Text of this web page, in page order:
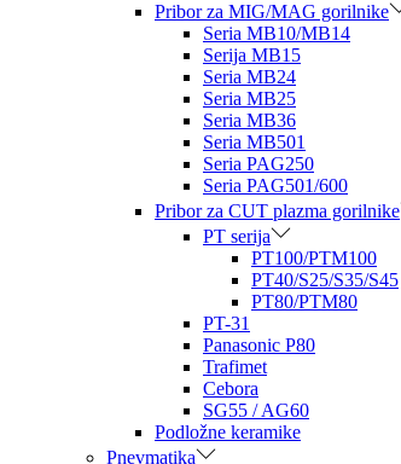
Pribor za MIG/MAG gorilnike
Seria MB10/MB14
Serija MB15
Seria MB24
Seria MB25
Seria MB36
Seria MB501
Seria PAG250
Seria PAG501/600
Pribor za CUT plazma gorilnike
PT serija
PT100/PTM100
PT40/S25/S35/S45
PT80/PTM80
PT-31
Panasonic P80
Trafimet
Cebora
SG55 / AG60
Podložne keramike
Pnevmatika